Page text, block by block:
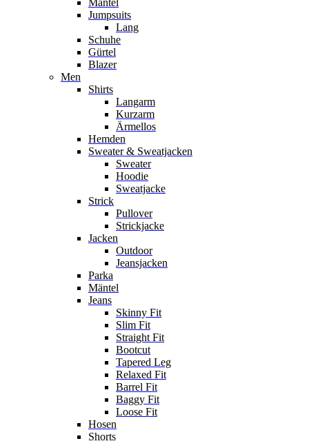
Mäntel
Jumpsuits
Lang
Schuhe
Gürtel
Blazer
Men
Shirts
Langarm
Kurzarm
Ärmellos
Hemden
Sweater & Sweatjacken
Sweater
Hoodie
Sweatjacke
Strick
Pullover
Strickjacke
Jacken
Outdoor
Jeansjacken
Parka
Mäntel
Jeans
Skinny Fit
Slim Fit
Straight Fit
Bootcut
Tapered Leg
Relaxed Fit
Barrel Fit
Baggy Fit
Loose Fit
Hosen
Shorts